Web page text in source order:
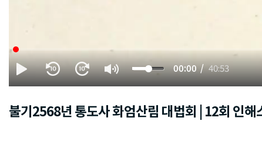
00:00 40:53
불기2568년 통도사 화엄산림 대법회 | 12회 인